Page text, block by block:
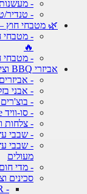
-
- טנדיר/
🌿 מטבחי חוץ –
🔥
- מטבחי
אביזרי BBQ וציוד מקצועי לגריל מעשנות טאבון וטיפול בבשר
-
- אבני
-
- סו-וויד Sous-vide
- צלחות
- שבבי
- שבבי
מעולים
- מדי
סכינים
- GIESSER - גייסר סכינים